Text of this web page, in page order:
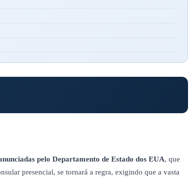
pelo Departamento de Estado dos EUA, que
presencial, se tornará a regra, exigindo que a vasta